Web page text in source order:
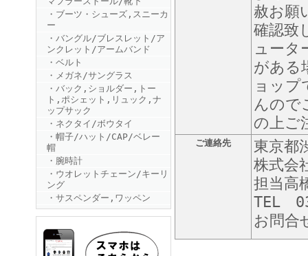
FINEBOYS2025年7月号
FINEBOYS2025年6月号
・ブーツ・シューズ,スニーカ
ー
・バングル/ブレスレット/ア
ンクレット/アームバンド
・ベルト
・メガネ/サングラス
・バック,ショルダー,トー
ト,ポシェット,リュック,ナ
ップサック
・ネクタイ/ボウタイ
・帽子/ハット/CAP/ベレー
帽
・腕時計
・ウオレットチェーン/キーリ
ング
・サスペンダー,ワッペン
赦お願
確認致
ュータ
がある
ョップ
んので
の上ご
ご連絡先
東京都
株式会
担当高
TEL
お問合